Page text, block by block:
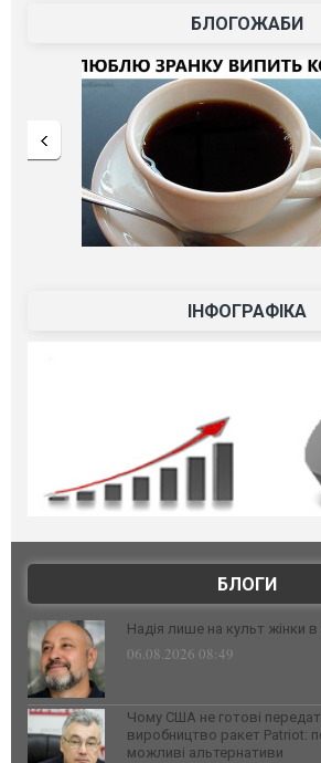
БЛОГОЖАБИ
ІНФОГРАФІКА
БЛОГИ
Надія лише на культ жінки в
06.08.2026 08:49
Чому США не готові
виробництво ракет Patriot:
можливі альтернативи